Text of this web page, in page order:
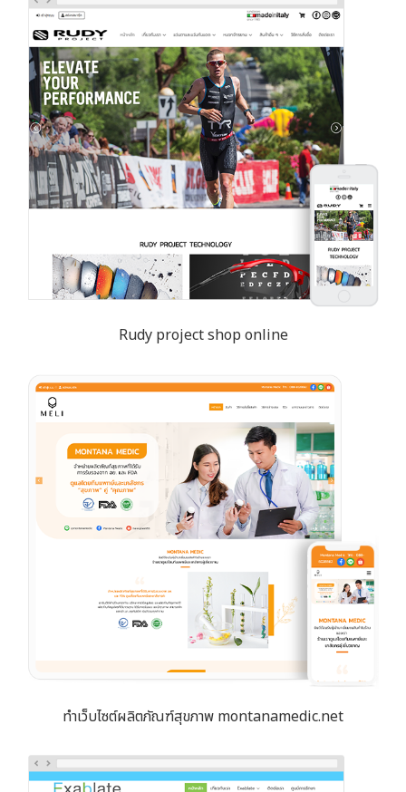
Rudy project shop online
ทำเว็บไซต์ผลิตภัณฑ์สุขภาพ montanamedic.net